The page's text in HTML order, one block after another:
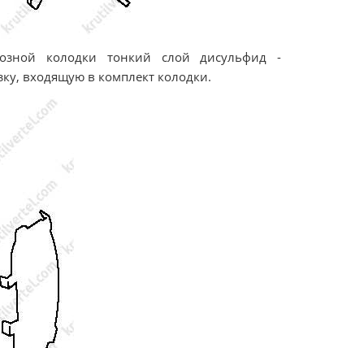
колодки тонкий слой дисульфид -
входящую в комплект колодки.